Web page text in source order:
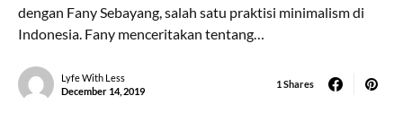
dengan Fany Sebayang, salah satu praktisi minimalism di
Indonesia. Fany menceritakan tentang…
Lyfe With Less
December 14, 2019
1 Shares